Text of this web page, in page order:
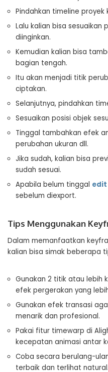
Pindahkan timeline proyek
Lalu kalian bisa sesuaikan
diinginkan.
Kemudian kalian bisa
bagian tengah.
Itu akan menjadi titik
ciptakan.
Selanjutnya, pindahkan
Sesuaikan posisi objek
Tinggal tambahkan efek
perubahan ukuran dll.
Jika sudah, kalian bisa
sudah sesuai.
Apabila belum tinggal edit
sebelum diexport.
Tips Menggunakan
Dalam memanfaatkan
kalian bisa simak beberapa
Gunakan 2 titik atau lebih
efek pergerakan yang
Gunakan efek transasi
menarik dan profesional.
Pakai fitur timewarp di
kecepatan animasi antar
Coba secara berulang-
terbaik dan terlihat natural.